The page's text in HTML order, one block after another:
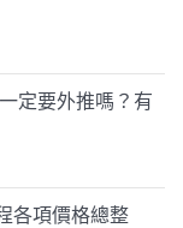
定要外推嗎？有
各項價格總整